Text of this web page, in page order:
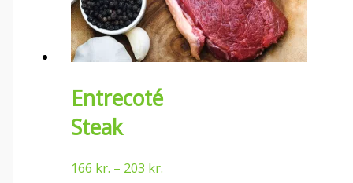
Entrecoté
Steak
166 kr. – 203 kr.